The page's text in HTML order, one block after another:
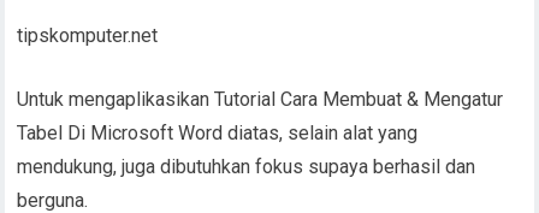
tipskomputer.net
Untuk mengaplikasikan Tutorial Cara Membuat & Mengatur
Tabel Di Microsoft Word diatas, selain alat yang
mendukung, juga dibutuhkan fokus supaya berhasil dan
berguna.